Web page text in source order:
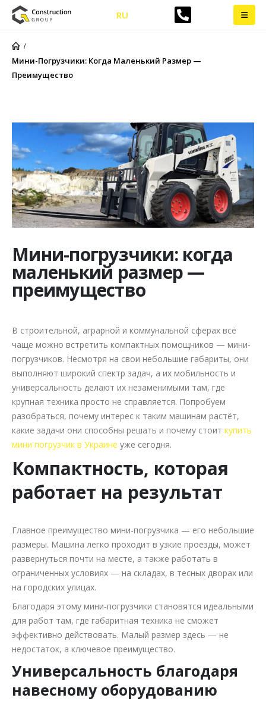
RU
Мини-Погрузчики: Когда Маленький Размер —
Преимущество
Мини-погрузчики: когда
маленький размер —
преимущество
В строительной, аграрной и коммунальной сферах всё
чаще можно встретить компактных помощников — мини-
погрузчиков. Несмотря на свои небольшие габариты, они
выполняют широкий спектр задач, а их мобильность и
универсальность делают их незаменимыми там, где
крупная техника просто не справляется. Попробуем
разобраться, почему интерес к таким машинам растёт,
какие задачи они способны решать и почему стоит купить
мини погрузчик в Украине уже сегодня.
Компактность, которая
работает на результат
Главное преимущество мини-погрузчика — его небольшие
размеры. Машина легко проходит в узкие проезды, может
развернуться почти на месте, а также работать в
ограниченных условиях — на складах, в тесных дворах или
на городских улицах.
Благодаря этому мини-погрузчики становятся идеальными
для работ там, где габаритная техника не сможет
эффективно действовать. Малый размер здесь — не
недостаток, а ключевое преимущество.
Универсальность благодаря
навесному оборудованию